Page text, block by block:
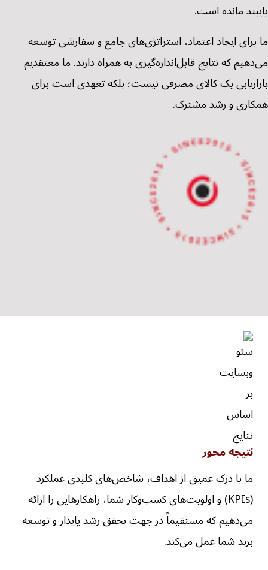
پایبند مانده است.
ما برای ایجاد اعتماد، استراتژی‌های جامع و سفارشی توسعه
می‌دهیم که نتایج قابل‌اندازه‌گیری به همراه دارند. ما معتقدیم
بازاریابی یک کالای مصرفی نیست؛ بلکه تعهدی است برای
همکاری و رشد مشترک.
نتیجه محور
ما با درک عمیق از اهداف، شاخص‌های کلیدی عملکرد
(KPIs) و اولویت‌های کسب‌وکار شما، راهکارهایی را ارائه
می‌دهیم که مستقیماً در جهت تحقق رشد پایدار و توسعه
برند شما عمل می‌کند.